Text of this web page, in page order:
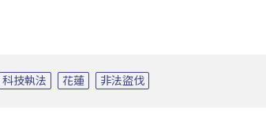
科技執法 花蓮 非法盜伐